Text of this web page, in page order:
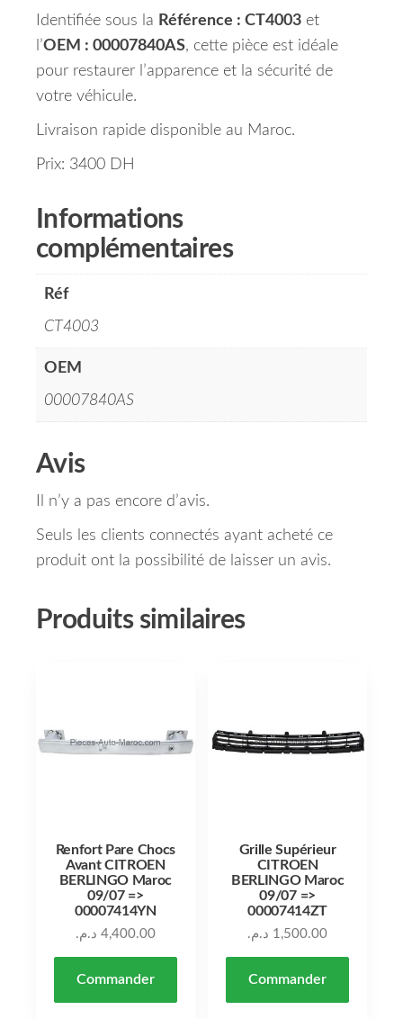
Identifiée sous la Référence : CT4003 et
l’OEM : 00007840AS, cette pièce est idéale
pour restaurer l’apparence et la sécurité de
votre véhicule.
Livraison rapide disponible au Maroc.
Prix: 3400 DH
Informations
complémentaires
Réf
CT4003
OEM
00007840AS
Avis
Il n’y a pas encore d’avis.
Seuls les clients connectés ayant acheté ce
produit ont la possibilité de laisser un avis.
Produits similaires
Renfort Pare Chocs
Avant CITROEN
BERLINGO Maroc
09/07 =>
00007414YN
4,400.00 د.م.
Commander
Grille Supérieur
CITROEN
BERLINGO Maroc
09/07 =>
00007414ZT
1,500.00 د.م.
Commander